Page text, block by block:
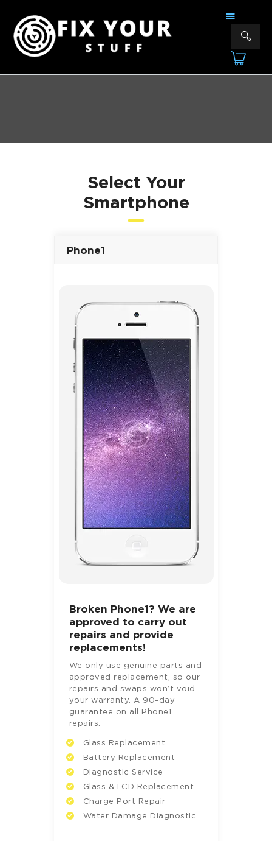
FIX YOUR STUFF
Επισκευές & Πωλήσεις Ηλεκτρονικών Συσκευών &Αξεσουάρ
ΥΠΗΡΕΣΙΕΣ
Select Your
Smartphone
Phone1
Broken Phone1? We are
approved to carry out
repairs and provide
replacements!
We only use genuine parts and
approved replacement, so our
repairs and swaps won’t void
your warranty. A 90-day
guarantee on all Phone1
repairs.
Glass Replacement
Battery Replacement
Diagnostic Service
Glass & LCD Replacement
Charge Port Repair
Water Damage Diagnostic